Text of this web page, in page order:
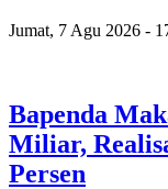
Jumat, 7 Agu 2026 -
Bapenda
Miliar,
Persen